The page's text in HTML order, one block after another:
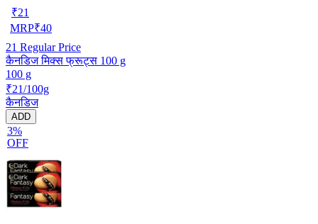
₹21
MRP₹40
21 Regular Price
कैनडिज मिक्स फ्रूट्स 100 g
100 g
₹21/100g
कैनडिज
ADD
3%
OFF